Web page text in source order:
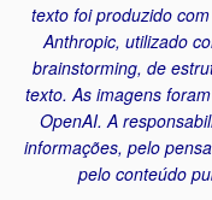
texto foi produzido
Anthropic, utilizado
brainstorming, de
texto. As imagens
OpenAI. A
informações, pelo
pelo conteúdo